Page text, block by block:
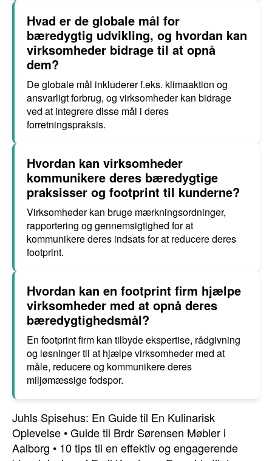
Hvad er de globale mål for
bæredygtig udvikling, og hvordan kan
virksomheder bidrage til at opnå
dem?
De globale mål inkluderer f.eks. klimaaktion og
ansvarligt forbrug, og virksomheder kan bidrage
ved at integrere disse mål i deres
forretningspraksis.
Hvordan kan virksomheder
kommunikere deres bæredygtige
praksisser og footprint til kunderne?
Virksomheder kan bruge mærkningsordninger,
rapportering og gennemsigtighed for at
kommunikere deres indsats for at reducere deres
footprint.
Hvordan kan en footprint firm hjælpe
virksomheder med at opnå deres
bæredygtighedsmål?
En footprint firm kan tilbyde ekspertise, rådgivning
og løsninger til at hjælpe virksomheder med at
måle, reducere og kommunikere deres
miljømæssige fodspor.
Juhls Spisehus: En Guide til En Kulinarisk
Oplevelse •Guide til Brdr Sørensen Møbler i
Aalborg • 10 tips til en effektiv og engagerende